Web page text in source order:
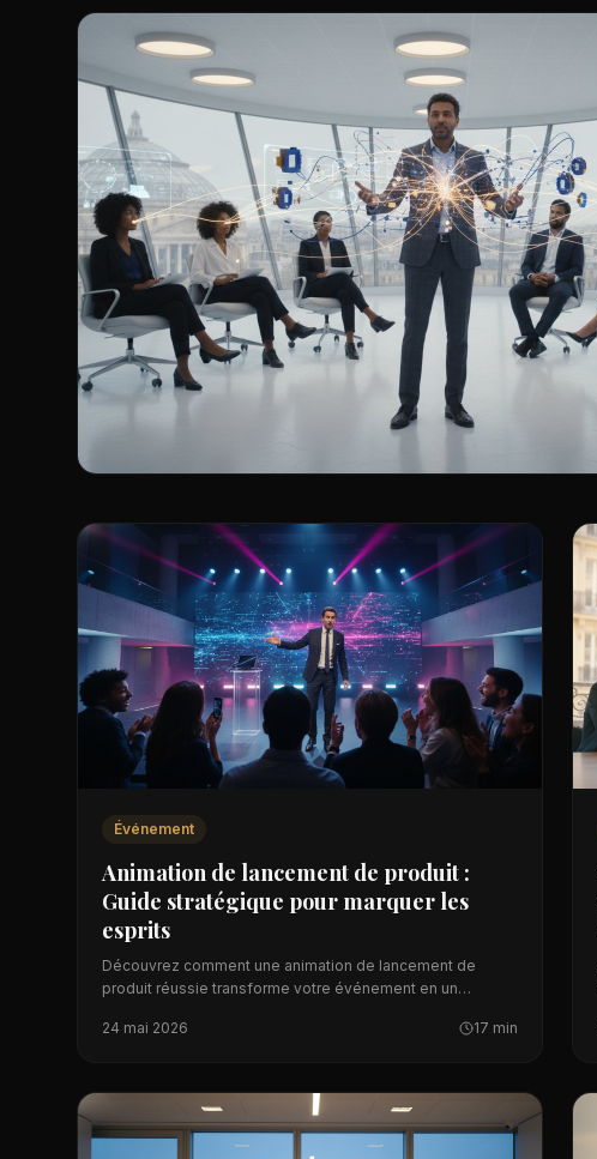
Événement
Animation de lancement de produit :
Guide stratégique pour marquer les
esprits
Découvrez comment une animation de lancement de
produit réussie transforme votre événement en un
24 mai 2026
17 min